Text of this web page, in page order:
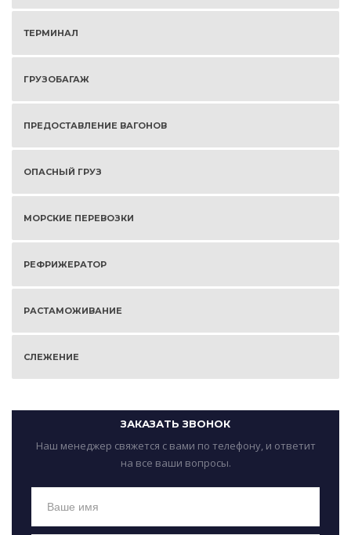
ТЕРМИНАЛ
ГРУЗОБАГАЖ
ПРЕДОСТАВЛЕНИЕ ВАГОНОВ
ОПАСНЫЙ ГРУЗ
МОРСКИЕ ПЕРЕВОЗКИ
РЕФРИЖЕРАТОР
РАСТАМОЖИВАНИЕ
СЛЕЖЕНИЕ
ЗАКАЗАТЬ ЗВОНОК
Наш менеджер свяжется с вами по телефону, и ответит
на все ваши вопросы.